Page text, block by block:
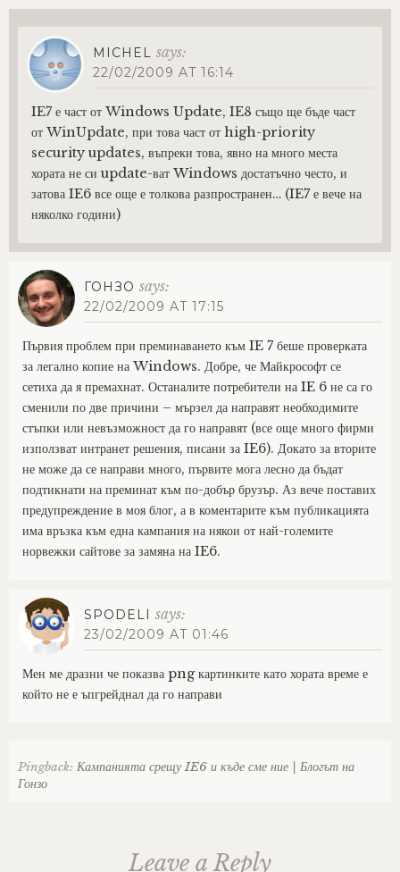
MICHEL says:
22/02/2009 AT 16:14
IE7 е част от Windows Update, IE8 също ще бъде част
от WinUpdate, при това част от high-priority
security updates, въпреки това, явно на много места
хората не си update-ват Windows достатъчно често, и
затова IE6 все още е толкова разпространен… (IE7 е вече на
няколко години)
ГОНЗО says:
22/02/2009 AT 17:15
Първия проблем при преминаването към IE 7 беше проверката
за легално копие на Windows. Добре, че Майкрософт се
сетиха да я премахнат. Останалите потребители на IE 6 не са го
сменили по две причини – мързел да направят необходимите
стъпки или невъзможност да го направят (все още много фирми
използват интранет решения, писани за IE6). Докато за вторите
не може да се направи много, първите мога лесно да бъдат
подтикнати на преминат към по-добър брузър. Аз вече поставих
предупреждение в моя блог, а в коментарите към публикацията
има връзка към една кампания на някои от най-големите
норвежки сайтове за замяна на IE6.
SPODELI says:
23/02/2009 AT 01:46
Мен ме дразни че показва png картинките като хората време е
който не е ъпгрейднал да го направи
Pingback: Кампанията срещу IE6 и къде сме ние | Блогът на
Гонзо
Leave a Reply